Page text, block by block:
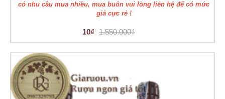
có nhu cầu mua nhiều, mua buôn vui lòng liên hệ để có mức
giá cực rẻ !
10₫ 1.550.000₫